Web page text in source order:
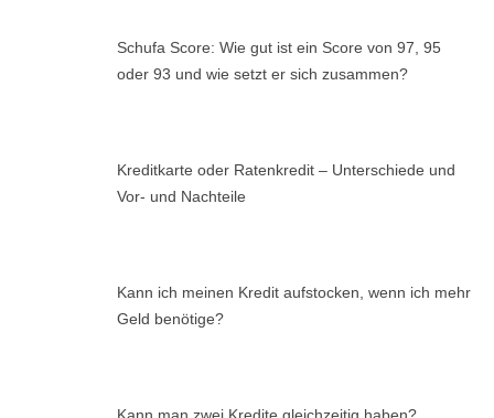
Schufa Score: Wie gut ist ein Score von 97, 95
oder 93 und wie setzt er sich zusammen?
Kreditkarte oder Ratenkredit – Unterschiede und
Vor- und Nachteile
Kann ich meinen Kredit aufstocken, wenn ich mehr
Geld benötige?
Kann man zwei Kredite gleichzeitig haben?